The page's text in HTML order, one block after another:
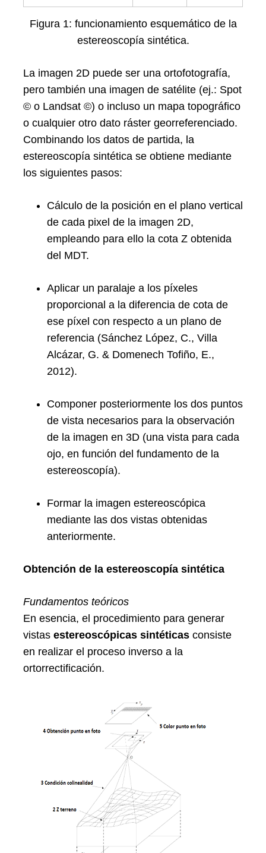
Figura 1: funcionamiento esquemático de la
estereoscopía sintética.
La imagen 2D puede ser una ortofotografía,
pero también una imagen de satélite (ej.: Spot
© o Landsat ©) o incluso un mapa topográfico
o cualquier otro dato ráster georreferenciado.
Combinando los datos de partida, la
estereoscopía sintética se obtiene mediante
los siguientes pasos:
Cálculo de la posición en el plano vertical
de cada pixel de la imagen 2D,
empleando para ello la cota Z obtenida
del MDT.
Aplicar un paralaje a los píxeles
proporcional a la diferencia de cota de
ese píxel con respecto a un plano de
referencia (Sánchez López, C., Villa
Alcázar, G. & Domenech Tofiño, E.,
2012).
Componer posteriormente los dos puntos
de vista necesarios para la observación
de la imagen en 3D (una vista para cada
ojo, en función del fundamento de la
estereoscopía).
Formar la imagen estereoscópica
mediante las dos vistas obtenidas
anteriormente.
Obtención de la estereoscopía sintética
Fundamentos teóricos
En esencia, el procedimiento para generar
vistas estereoscópicas sintéticas consiste
en realizar el proceso inverso a la
ortorrectificación.